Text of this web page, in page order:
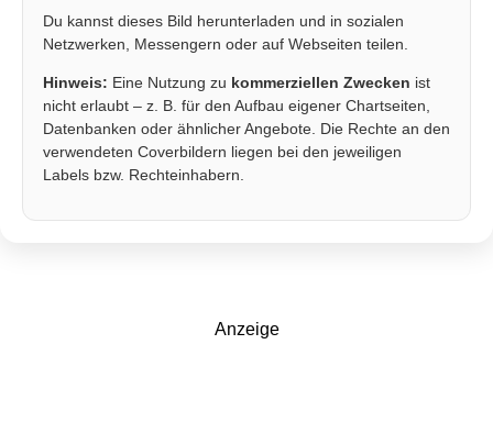
Du kannst dieses Bild herunterladen und in sozialen
Netzwerken, Messengern oder auf Webseiten teilen.
Hinweis: Eine Nutzung zu kommerziellen Zwecken ist
nicht erlaubt – z. B. für den Aufbau eigener Chartseiten,
Datenbanken oder ähnlicher Angebote. Die Rechte an den
verwendeten Coverbildern liegen bei den jeweiligen
Labels bzw. Rechteinhabern.
Anzeige